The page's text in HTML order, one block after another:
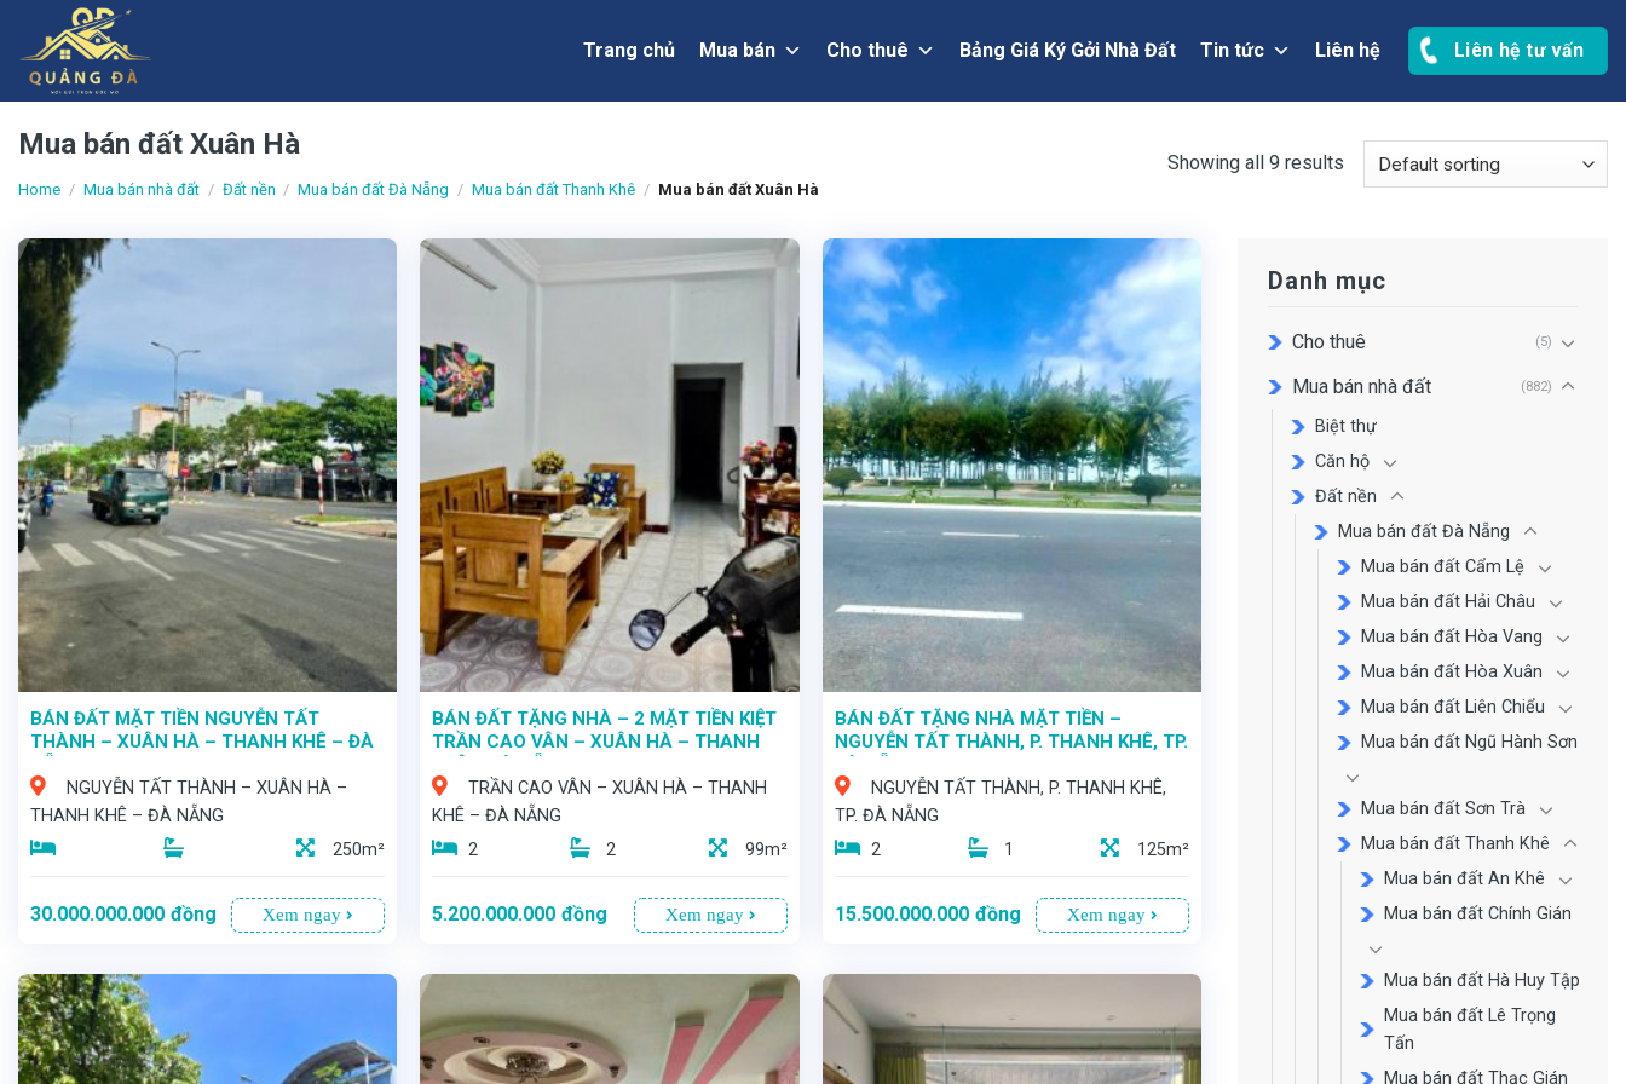
content
Trang chủ Mua bán Cho thuê Bảng Giá Ký Gởi Nhà Đất Tin tức Liên hệ Liên hệ tư vấn
Mua bán đất Xuân Hà
Home / Mua bán nhà đất / Đất nền / Mua bán đất Đà Nẵng / Mua bán đất Thanh Khê / Mua bán đất Xuân Hà
Showing all 9 results
BÁN ĐẤT MẶT TIỀN NGUYỄN TẤT
THÀNH – XUÂN HÀ – THANH KHÊ – ĐÀ
NGUYỄN TẤT THÀNH – XUÂN HÀ –
THANH KHÊ – ĐÀ NẴNG
250m²
30.000.000.000 đồng Xem ngay
BÁN ĐẤT TẶNG NHÀ – 2 MẶT TIỀN KIỆT
TRẦN CAO VÂN – XUÂN HÀ – THANH
TRẦN CAO VÂN – XUÂN HÀ – THANH
KHÊ – ĐÀ NẴNG
2
2 99m²
5.200.000.000 đồng Xem ngay
BÁN ĐẤT TẶNG NHÀ MẶT TIỀN –
NGUYỄN TẤT THÀNH, P. THANH KHÊ, TP.
NGUYỄN TẤT THÀNH, P. THANH KHÊ,
TP. ĐÀ NẴNG
2
1 125m²
15.500.000.000 đồng Xem ngay
Danh mục
Cho thuê (5)
Mua bán nhà đất (882)
Biệt thự
Căn hộ
Đất nền
Mua bán đất Đà Nẵng
Mua bán đất Cẩm Lệ
Mua bán đất Hải Châu
Mua bán đất Hòa Vang
Mua bán đất Hòa Xuân
Mua bán đất Liên Chiểu
Mua bán đất Ngũ Hành Sơn
Mua bán đất Sơn Trà
Mua bán đất Thanh Khê
Mua bán đất An Khê
Mua bán đất Chính Gián
Mua bán đất Hà Huy Tập
Mua bán đất Lê Trọng
Tấn
Mua bán đất Thạc Gián